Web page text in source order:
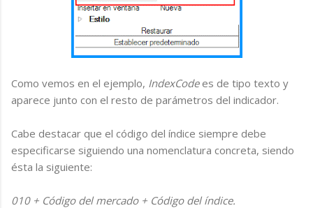
Como vemos en el ejemplo, IndexCodees de tipo texto y
aparece junto con el resto de parámetros del indicador.
Cabe destacar que el código del índice siempre debe
especificarse siguiendo una nomenclatura concreta, siendo
ésta la siguiente:
010 + Código del mercado + Código del índice.